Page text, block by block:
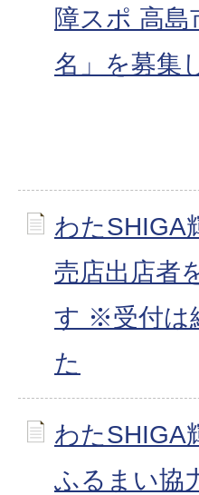
障スポ 高島
名」を募集
わたSHIGA
売店出店者
す ※受付は
た
わたSHIGA
ふるまい協